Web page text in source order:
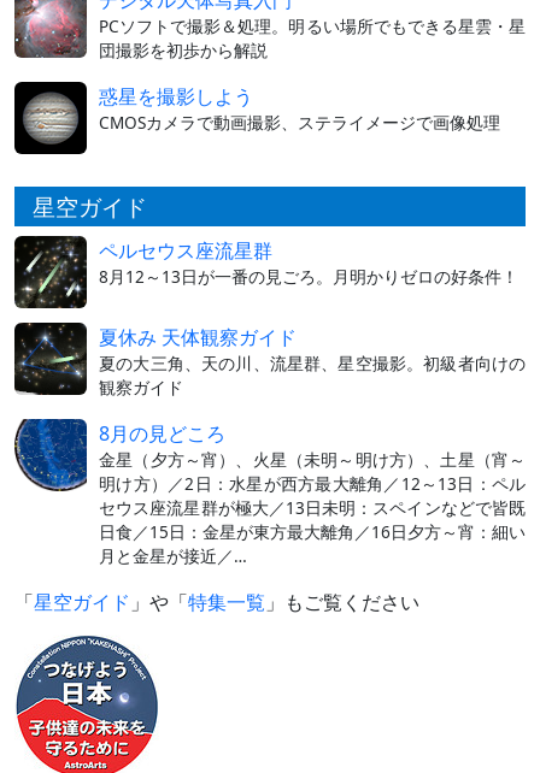
PCソフトで撮影＆処理。明るい場所でもできる星雲・星
団撮影を初歩から解説
惑星を撮影しよう
CMOSカメラで動画撮影、ステライメージで画像処理
星空ガイド
ペルセウス座流星群
8月12～13日が一番の見ごろ。月明かりゼロの好条件！
夏休み 天体観察ガイド
夏の大三角、天の川、流星群、星空撮影。初級者向けの
観察ガイド
8月の見どころ
金星（夕方～宵）、火星（未明～明け方）、土星（宵～
明け方）／2日：水星が西方最大離角／12～13日：ペル
セウス座流星群が極大／13日未明：スペインなどで皆既
日食／15日：金星が東方最大離角／16日夕方～宵：細い
月と金星が接近／…
「星空ガイド 」や「特集一覧 」もご覧ください